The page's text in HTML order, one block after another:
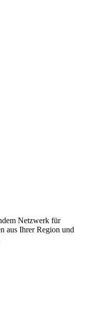
Netzwerk für
aus Ihrer Region und